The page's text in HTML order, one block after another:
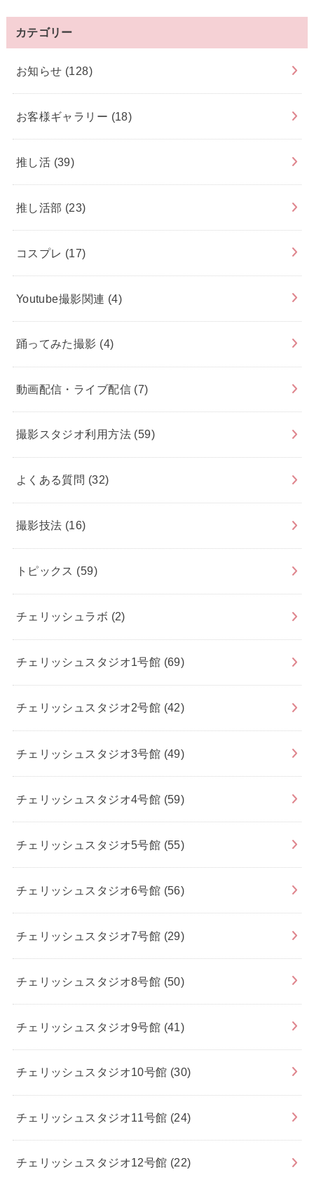
カテゴリー
お知らせ (128)
お客様ギャラリー (18)
推し活 (39)
推し活部 (23)
コスプレ (17)
Youtube撮影関連 (4)
踊ってみた撮影 (4)
動画配信・ライブ配信 (7)
撮影スタジオ利用方法 (59)
よくある質問 (32)
撮影技法 (16)
トピックス (59)
チェリッシュラボ (2)
チェリッシュスタジオ1号館 (69)
チェリッシュスタジオ2号館 (42)
チェリッシュスタジオ3号館 (49)
チェリッシュスタジオ4号館 (59)
チェリッシュスタジオ5号館 (55)
チェリッシュスタジオ6号館 (56)
チェリッシュスタジオ7号館 (29)
チェリッシュスタジオ8号館 (50)
チェリッシュスタジオ9号館 (41)
チェリッシュスタジオ10号館 (30)
チェリッシュスタジオ11号館 (24)
チェリッシュスタジオ12号館 (22)